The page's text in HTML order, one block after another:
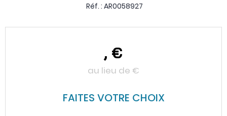
Réf. : AR0058927
, €
au lieu de €
FAITES VOTRE CHOIX